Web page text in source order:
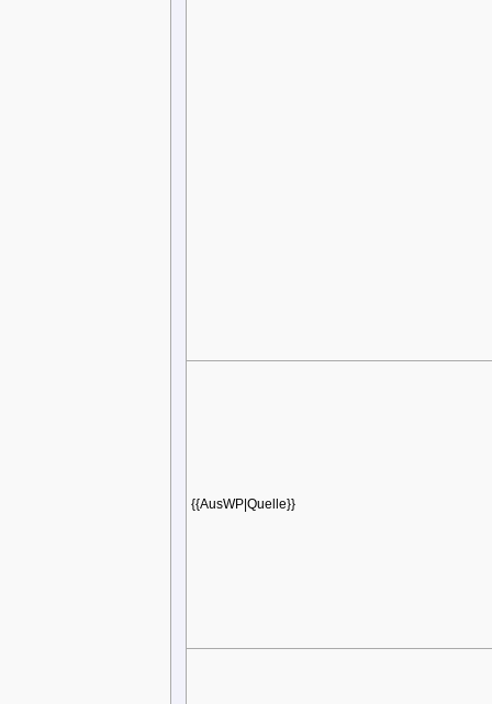
{{AusWP|Quelle}}